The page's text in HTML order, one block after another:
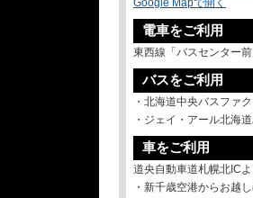
Google Mapで開く
電車をご利用
東西線「バスセンター
バスをご利用
・北海道中央バスファ
・ジェイ・アール北海
車をご利用
道央自動車道札幌北IC
・新千歳空港からお越